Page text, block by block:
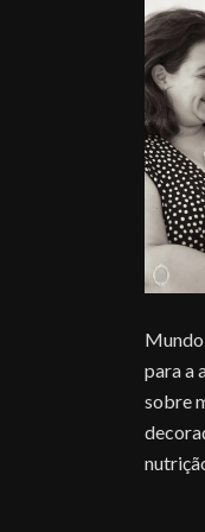
para a
sobre